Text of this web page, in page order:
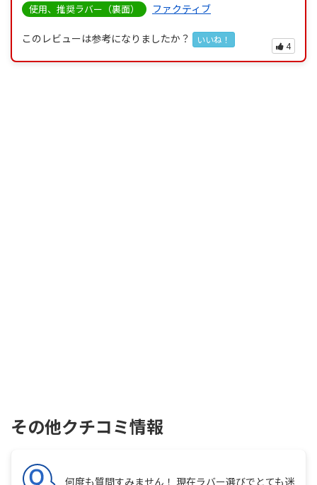
使用、推奨ラバー（裏面） ファクティブ
このレビューは参考になりましたか？ いいね！
4
その他クチコミ情報
何度も質問すみません！ 現在ラバー選びでとても迷